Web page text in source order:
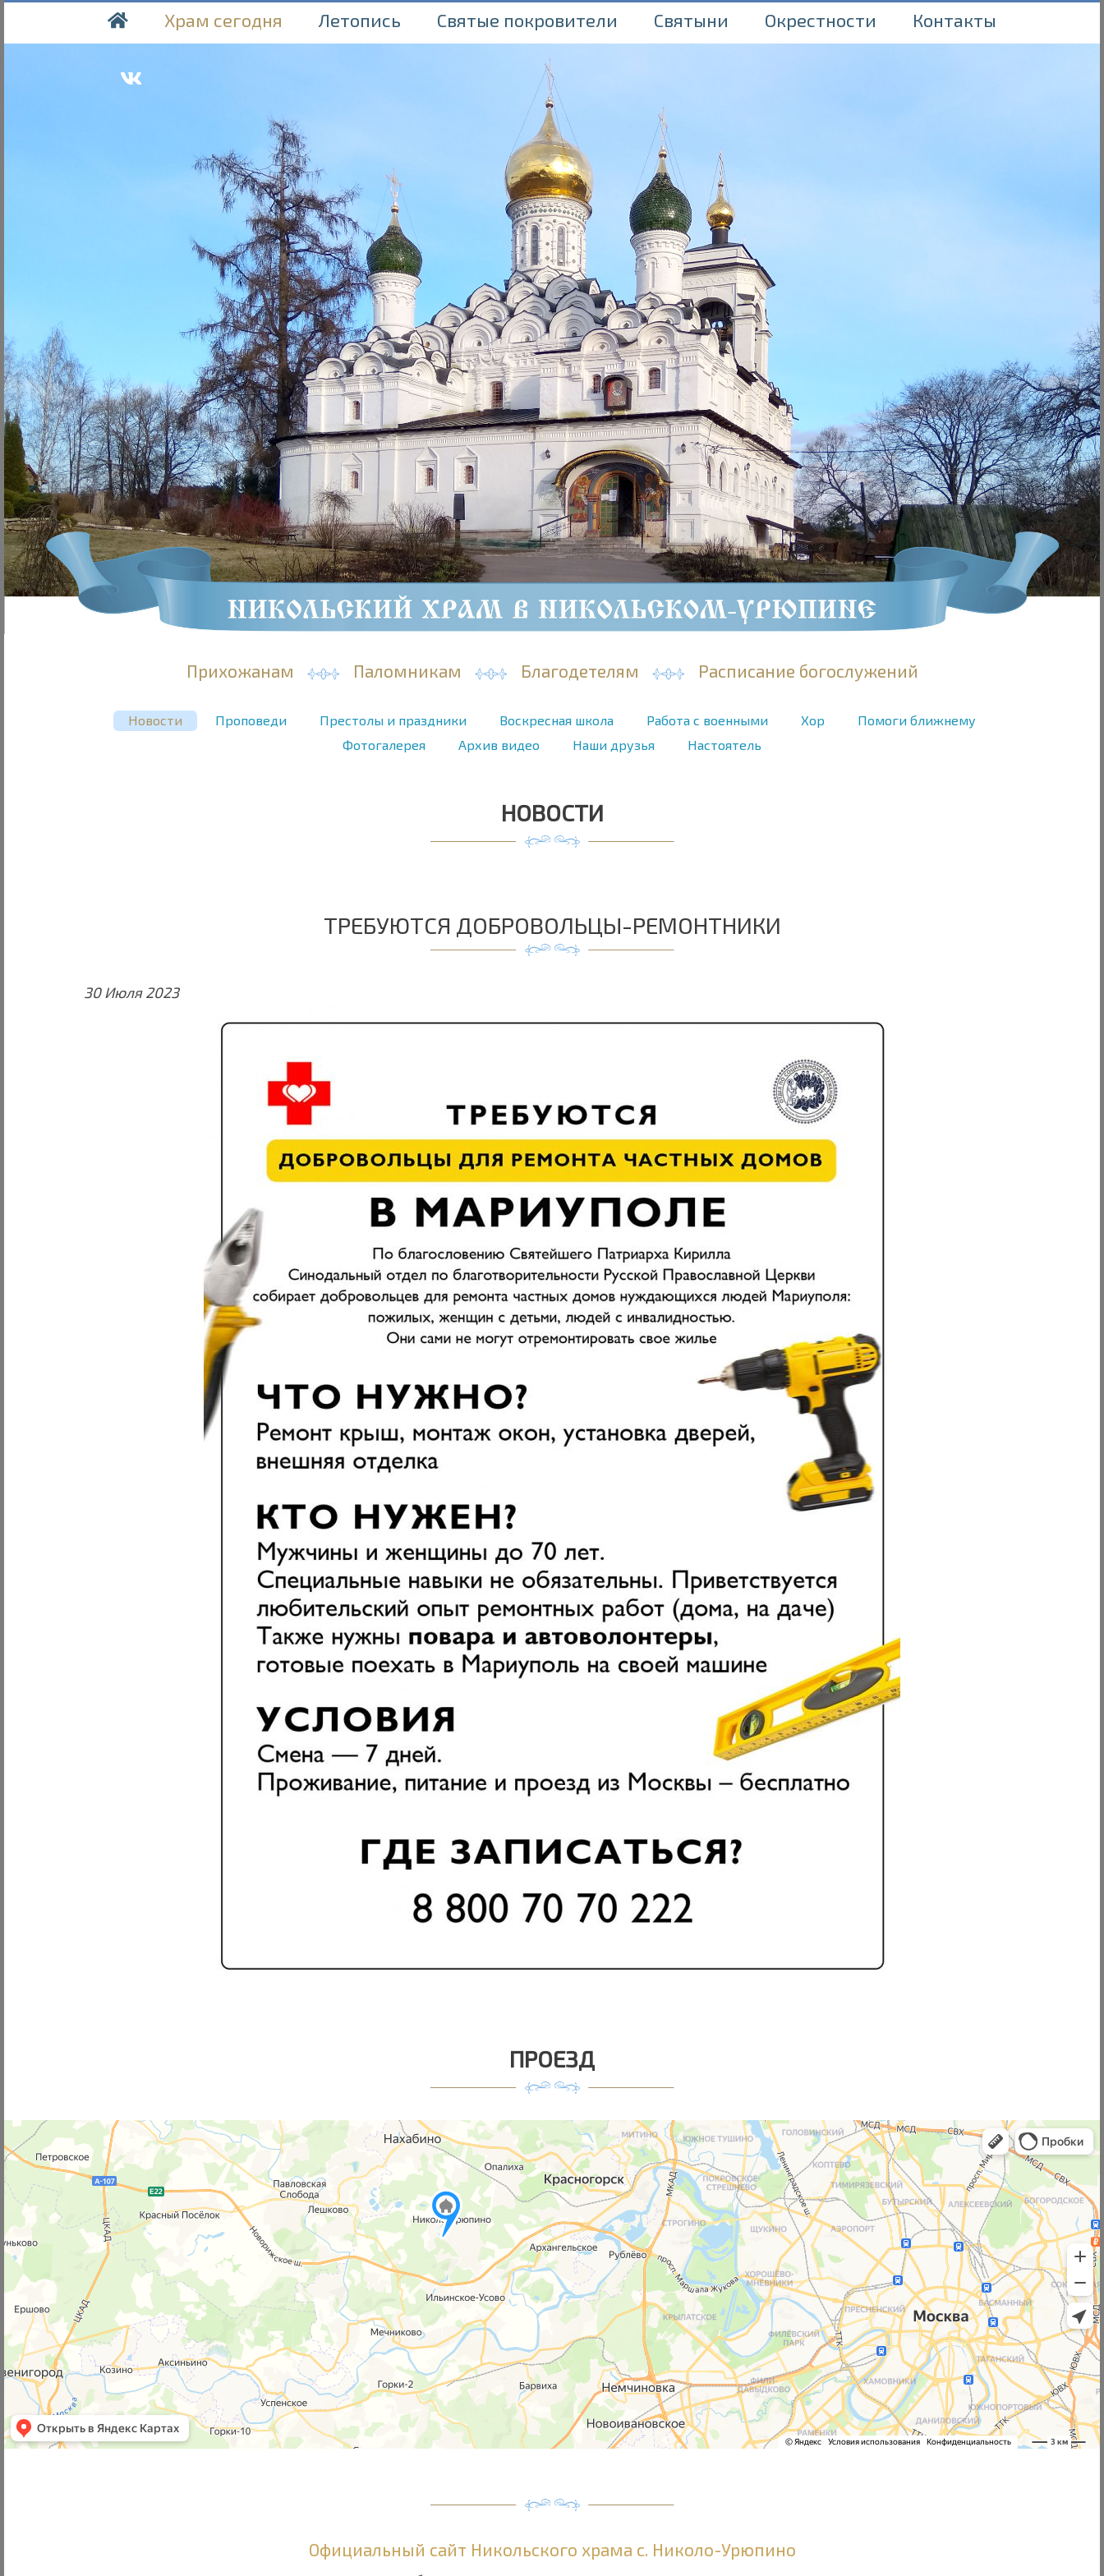
Храм сегодня Летопись Святые покровители Святыни Окрестности Контакты
Прихожанам Паломникам Благодетелям Расписание богослужений
Новости Проповеди Престолы и праздники Воскресная школа Работа с военными Хор
Помоги ближнему
Фотогалерея
Архив видео Наши друзья Настоятель
НОВОСТИ
ТРЕБУЮТСЯ ДОБРОВОЛЬЦЫ-РЕМОНТНИКИ
30 Июля 2023
ПРОЕЗД
Официальный сайт Никольского храма с. Николо-Урюпино